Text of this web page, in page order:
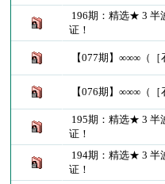
196期：精选★ 3
证！
【077期】∞∞∞（
【076期】∞∞∞（
195期：精选★ 3
证！
194期：精选★ 3
证！